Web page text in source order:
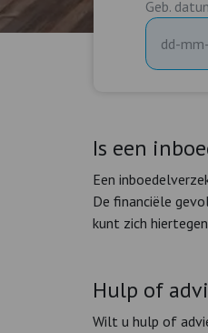
Geb.
Is een
Een
De financiële
kunt zich
Hulp of
Wilt u hulp of